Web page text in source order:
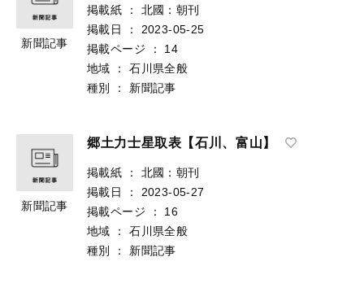
新聞記事
掲載紙 ：
北國：朝刊
掲載日
：
2023-05-25
掲載ページ
：
14
地域
：
石川県全般
種別
： 新聞記事
新聞記事
郷土力士星取表【石川、富山】
掲載紙 ：
北國：朝刊
掲載日
：
2023-05-27
掲載ページ
：
16
地域
：
石川県全般
種別
： 新聞記事